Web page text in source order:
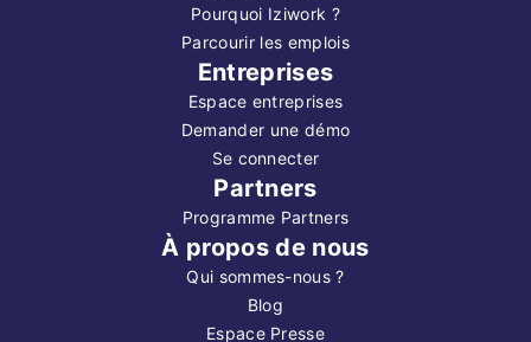
Pourquoi Iziwork ?
Parcourir les emplois
Entreprises
Espace entreprises
Demander une démo
Se connecter
Partners
Programme Partners
À propos de nous
Qui sommes-nous ?
Blog
Espace Presse